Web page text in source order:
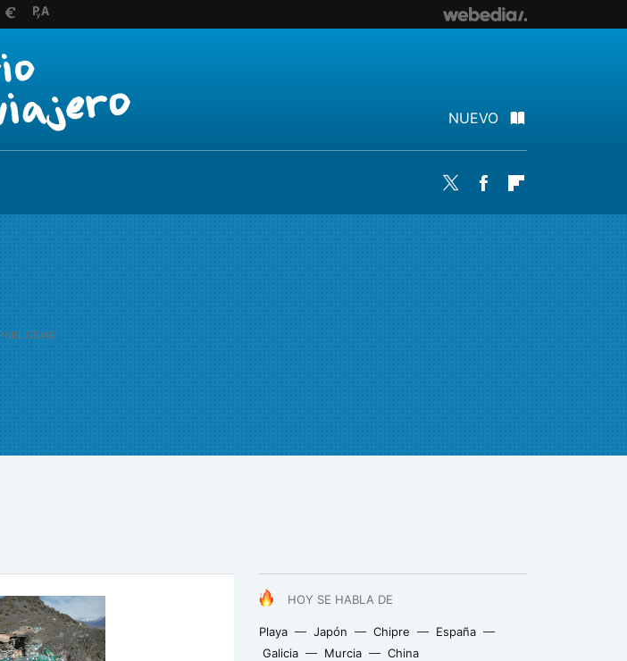
NUEVO
Twitter Facebook
HOY SE HABLA DE
Playa Japón Chipre
España
Galicia
Murcia China